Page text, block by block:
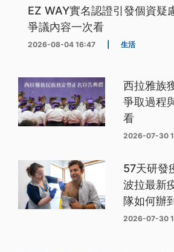
EZ WAY實名認證引發個資疑
爭議內容一次看
2026-08-04 16:47 生活
西拉雅族
爭取過程
看
2026-07-30
57天研發
波拉最新
隊如何辦
2026-07-30